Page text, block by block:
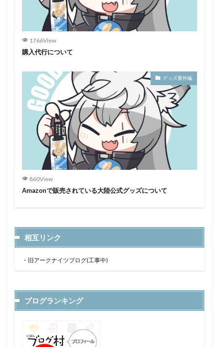
1766View
購入代行について
グッズ番外編
860View
Amazonで販売されている大陸公式グッズについて
相互リンク
・ 旧アークナイツブログ(工事中)
ブログランキング